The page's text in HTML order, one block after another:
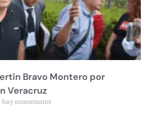
Bravo Montero por
Veracruz
hay comentarios